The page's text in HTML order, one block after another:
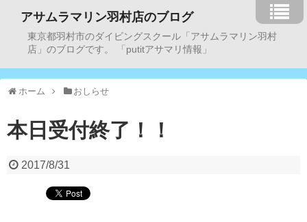
アサムラマリン羽村店のブログ
東京都羽村市のダイビングスクール「アサムラマリン羽村
店」のブログです。 「putitアサマリ情報」
ホーム おしらせ
本日受付終了！！
2017/8/31